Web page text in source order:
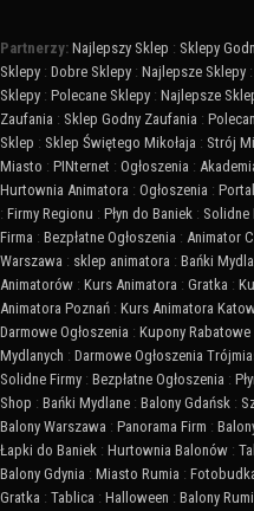
Partnerzy: Najlepszy Sklep : Sklepy
Sklepy : Dobre Sklepy : Najlepsze Sklepy :
Sklepy : Polecane Sklepy : Najlepsze
Zaufania : Sklep Godny Zaufania :
Sklep : Sklep Świętego Mikołaja : Strój
Miasto : PINternet : Ogłoszenia :
Hurtownia Animatora : Ogłoszenia :
: Firmy Regionu : Płyn do Baniek : Solidne
Firma : Bezpłatne Ogłoszenia : Animator
Warszawa : sklep animatora : Bańki
Animatorów : Kurs Animatora : Gratka :
Animatora Poznań : Kurs Animatora
Darmowe Ogłoszenia : Kupony Rabatowe
Mydlanych : Darmowe Ogłoszenia
Solidne Firmy : Bezpłatne Ogłoszenia :
Shop : Bańki Mydlane : Balony Gdańsk :
Balony Warszawa : Panorama Firm :
Łapki do Baniek : Hurtownia Balonów :
Balony Gdynia : Miasto Rumia :
Gratka : Tablica : Halloween : Balony